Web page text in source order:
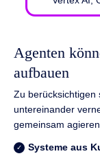
Agenten
aufbauen
Zu berücksichtigen
untereinander
gemeinsam
Systeme aus